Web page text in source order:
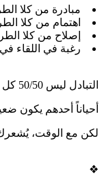
مبادرة من كلا
اهتمام من كلا
إصلاح من كلا
رغبة في اللقاء
التبادل ليس 50/50 كل يوم.
أحياناً أحدهم يكون
لكن مع الوقت، يُشعرك
❖